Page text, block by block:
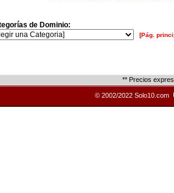
de Dominio:
[Pág.
** Precios
© 2002/2022 Solo10.com